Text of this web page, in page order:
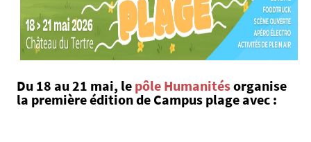
Du 18 au 21 mai, le pôle Humanitésorganise
la première édition de Campus plageavec :